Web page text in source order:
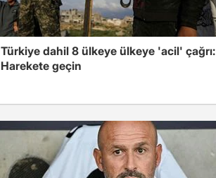
Türkiye dahil 8 ülkeye ülkeye 'acil' çağrı:
Harekete geçin